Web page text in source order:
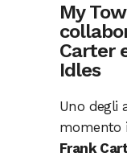
My
Carter
Idles
Uno degli
momento
Frank